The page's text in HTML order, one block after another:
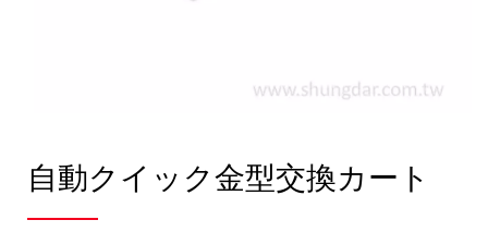
自動クイック金型交換カート